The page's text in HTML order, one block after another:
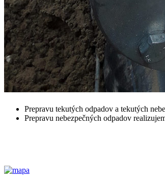
Prepravu tekutých odpadov a tekutých
Prepravu nebezpečných odpadov